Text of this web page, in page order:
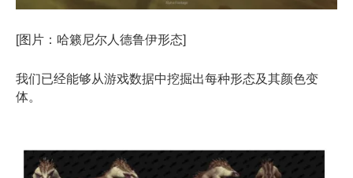
[图片：哈籁尼尔人德鲁伊形态]
我们已经能够从游戏数据中挖掘出每种形态及其颜色变
体。